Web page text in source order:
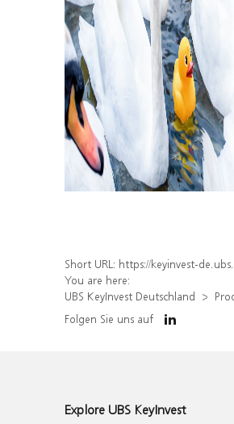
Short URL: https://keyinvest-de.ubs.com/produkt/detail/
You are here:
UBS KeyInvest Deutschland
Folgen Sie uns auf
Explore UBS KeyInvest